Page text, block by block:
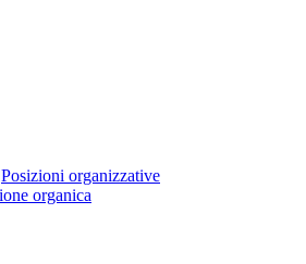
Posizioni organizzative
organica